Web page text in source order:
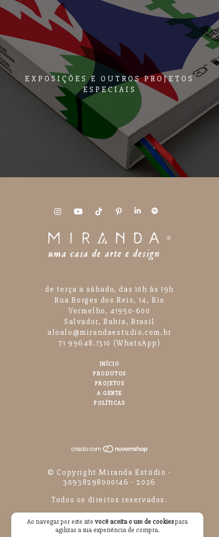
Ao navegar por este sitevocê aceita o uso de cookiespara
agilizar a sua experiência de compra.
EXPOSIÇÕES E OUTROS PROJETOS
ESPECIAIS
de terça a sábado, das 10h às 19h
Rua Borges dos Reis, 14, Rio
Vermelho, 41950-600
Salvador, Bahia, Brasil
aloalo@mirandaestudio.com.br
71 99648.1310 (WhatsApp)
INÍCIO
PRODUTOS
PROJETOS
A GENTE
POLÍTICAS
© Copyright Miranda Estúdio -
30938298000146 - 2026
Todos os direitos reservados.